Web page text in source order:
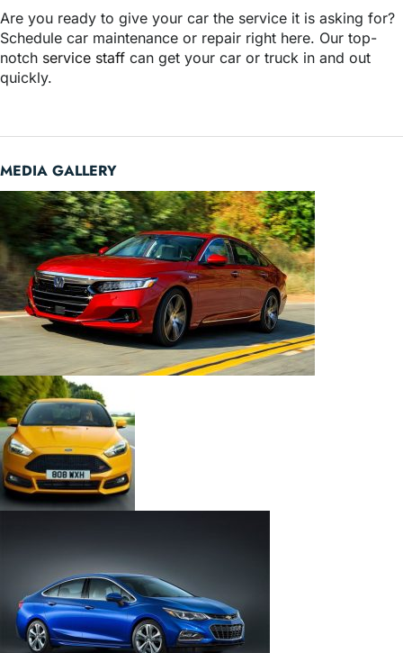
Are you ready to give your car the service it is asking for?
Schedule car maintenance or repair right here. Our top-
notch service staff can get your car or truck in and out
quickly.
MEDIA GALLERY